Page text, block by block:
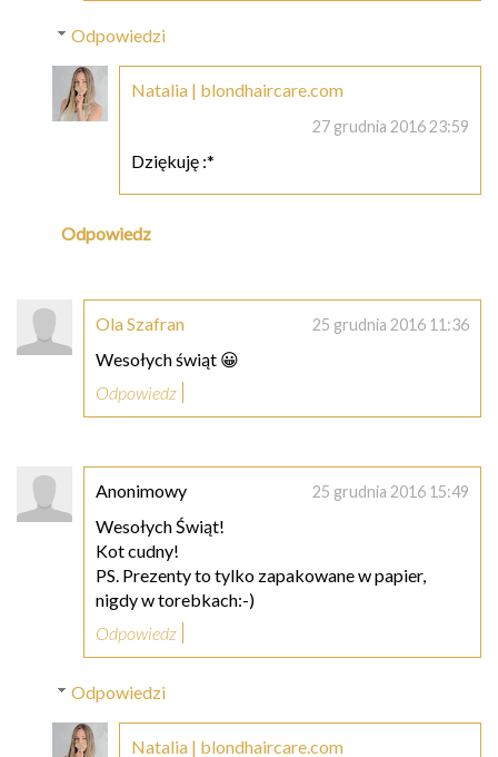
Odpowiedzi
Natalia | blondhaircare.com
27 grudnia 2016 23:59
Dziękuję :*
Odpowiedz
Ola Szafran 25 grudnia 2016 11:36
Wesołych świąt 😀
Odpowiedz
Anonimowy 25 grudnia 2016 15:49
Wesołych Świąt!
Kot cudny!
PS. Prezenty to tylko zapakowane w papier,
nigdy w torebkach:-)
Odpowiedz
Odpowiedzi
Natalia | blondhaircare.com